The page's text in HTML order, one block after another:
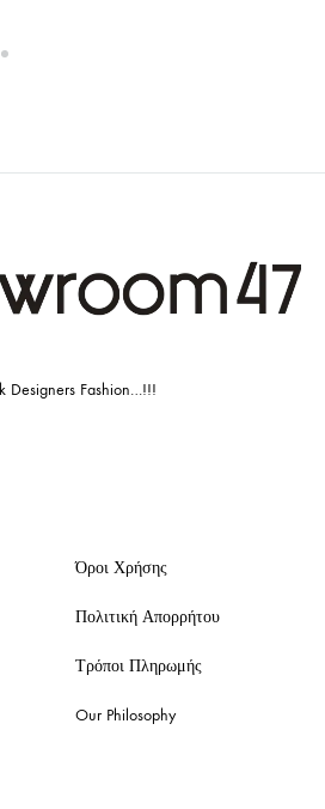
Designers Fashion…!!!
Όροι Χρήσης
Πολιτική Απορρήτου
Τρόποι Πληρωμής
Our Philosophy